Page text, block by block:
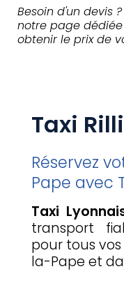
Besoin d'un devis ?
notre page
obtenir le prix de
Taxi
Réservez
Pape avec
Taxi
transport
pour tous
la-Pape et